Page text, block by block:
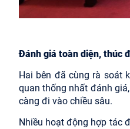
Đánh giá toàn diện, thúc
Hai bên đã cùng rà soát
quan thống nhất đánh
càng đi vào chiều sâu.
Nhiều hoạt động hợp tác